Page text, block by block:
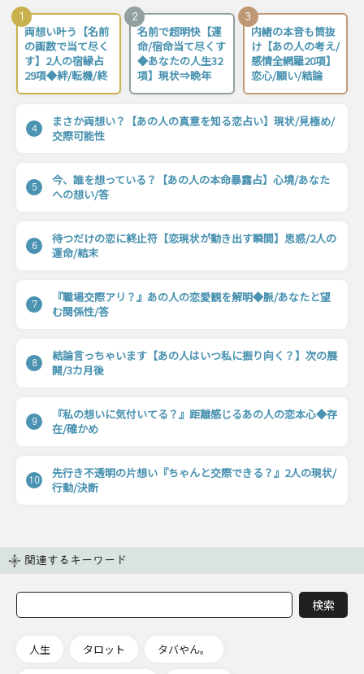
1
両想い叶う【名前
の画数で当て尽く
す】2人の宿縁占
29項◆絆/転機/終
2
名前で超明快【運
命/宿命当て尽くす
◆あなたの人生32
項】現状⇒晩年
3
内緒の本音も筒抜
け【あの人の考え/
感情全網羅20項】
恋心/願い/結論
4
まさか両想い？【あの人の真意を知る恋占い】現状/見極め/
交際可能性
5
今、誰を想っている？【あの人の本命暴露占】心境/あなた
への想い/答
6
待つだけの恋に終止符【恋現状が動き出す瞬間】思惑/2人の
運命/結末
7
『職場交際アリ？』あの人の恋愛観を解明◆脈/あなたと望
む関係性/答
8
結論言っちゃいます【あの人はいつ私に振り向く？】次の展
開/3カ月後
9
『私の想いに気付いてる？』距離感じるあの人の恋本心◆存
在/確かめ
10
先行き不透明の片想い『ちゃんと交際できる？』2人の現状/
行動/決断
関連するキーワード
人生 タロット タバやん。